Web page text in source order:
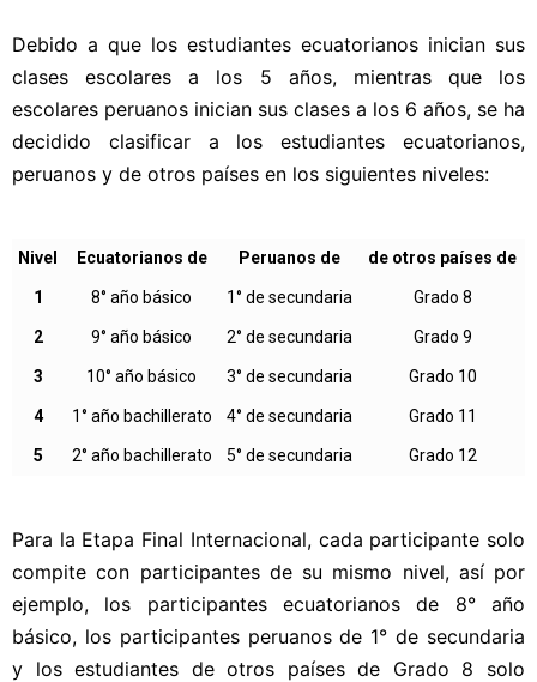
Debido a que los estudiantes ecuatorianos inician sus
clases escolares a los 5 años, mientras que los
escolares peruanos inician sus clases a los 6 años, se ha
decidido clasificar a los estudiantes ecuatorianos,
peruanos y de otros países en los siguientes niveles:
Nivel Ecuatorianos de Peruanos de de otros países de
1 8° año básico 1° de secundaria Grado 8
2 9° año básico 2° de secundaria Grado 9
3 10° año básico 3° de secundaria Grado 10
4 1° año bachillerato 4° de secundaria Grado 11
5 2° año bachillerato 5° de secundaria Grado 12
Para la Etapa Final Internacional, cada participante solo
compite con participantes de su mismo nivel, así por
ejemplo, los participantes ecuatorianos de 8° año
básico, los participantes peruanos de 1° de secundaria
y los estudiantes de otros países de Grado 8 solo